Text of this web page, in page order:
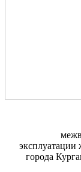
эксплуатации
города